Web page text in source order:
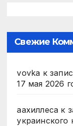
Свежие
vovka к
17 мая 2026
аахиллеса к